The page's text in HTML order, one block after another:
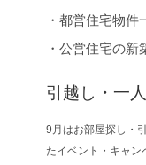
・都営住宅物件
・公営住宅の新
引越し・一
9月はお部屋探し・
たイベント・キャ